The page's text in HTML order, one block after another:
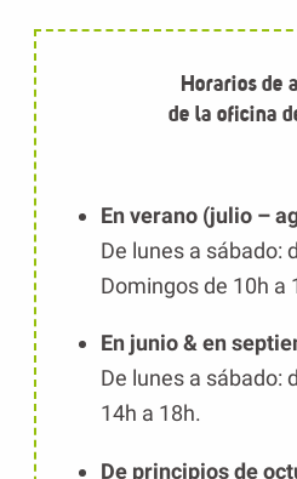
Horarios de
de la oficina
En verano (julio –
De lunes a sábado:
Domingos de 10h a
En junio & en
De lunes a sábado:
14h a 18h.
De principios de